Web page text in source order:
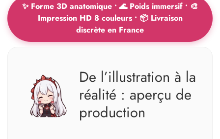
✨ Forme 3D anatomique • 🌊 Poids immersif • 🎨
Impression HD 8 couleurs • 📦 Livraison
discrète en France
De l’illustration à la
réalité : aperçu de
production